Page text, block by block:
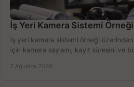
İş Yeri Kamera Sistemi
İş yeri kamera sistemi örneği
için kamera sayısını, kayıt süresini ve
7 Ağustos 2026